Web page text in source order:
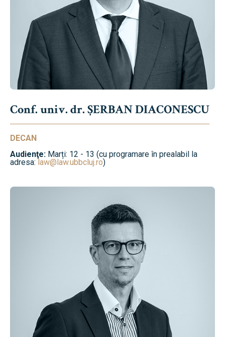
Conf. univ. dr. ȘERBAN DIACONESCU
DECAN
Audienţe: Marți: 12 - 13 (cu programare în prealabil la
adresa:law@law.ubbcluj.ro)